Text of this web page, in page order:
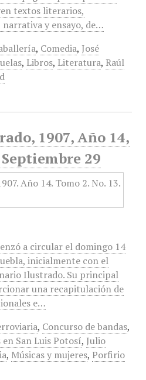
textos literarios,
y ensayo, de…
, Comedia, José
, Libros, Literatura, Raúl
1907, Año 14,
29
a circular el domingo 14
inicialmente con el
Ilustrado. Su principal
una recapitulación de
e…
, Concurso de bandas,
en San Luis Potosí, Julio
, Músicas y mujeres, Porfirio